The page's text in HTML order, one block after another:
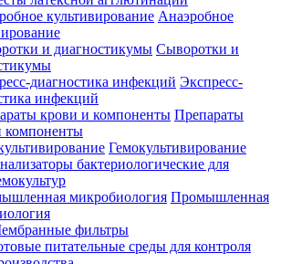
Анаэробное
Сыворотки и
Экспресс-
инфекций
Препараты
компоненты
Гемокультивирование
бактериологические для
Промышленная
фильтры
питательные среды для контроля